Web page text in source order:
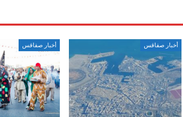
أخبار صفاقس أخبار صفاقس